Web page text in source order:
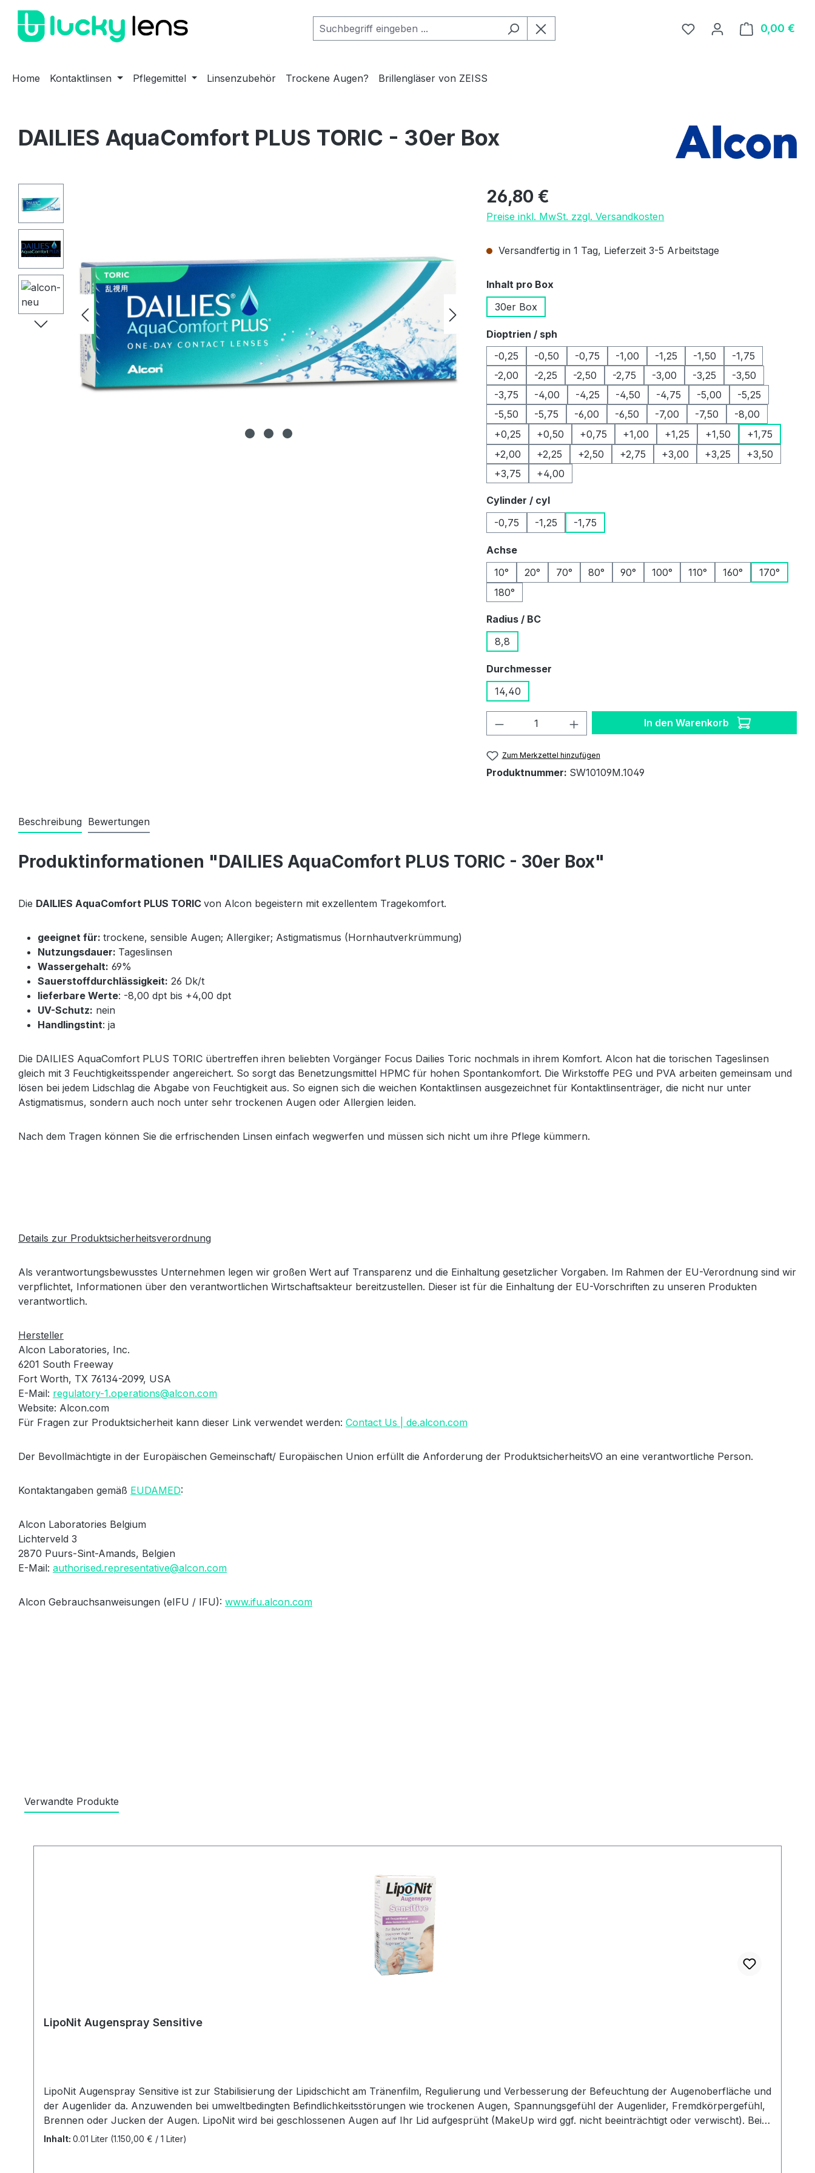
Hauptinhalt springen
Zur Suche springen
Zur Hauptnavigation springen
0,00 €
Home Kontaktlinsen Pflegemittel Linsenzubehör Trockene Augen? Brillengläser von ZEISS
DAILIES AquaComfort PLUS TORIC - 30er Box
Regulärer Preis:
26,80 €
Preise inkl. MwSt. zzgl. Versandkosten
Versandfertig in 1 Tag, Lieferzeit 3-5 Arbeitstage
Inhalt pro Box
30er Box
Dioptrien / sph
-0,25
-0,50 -0,75 -1,00 -1,25 -1,50
-1,75
-2,00
-2,25 -2,50 -2,75 -3,00 -3,25
-3,50
-3,75
-4,00 -4,25 -4,50 -4,75 -5,00
-5,25
-5,50
-5,75 -6,00 -6,50 -7,00 -7,50
-8,00
+0,25
+0,50 +0,75 +1,00 +1,25 +1,50
+1,75
+2,00
+2,25 +2,50 +2,75 +3,00 +3,25
+3,50
+3,75
+4,00
Cylinder / cylauswählen
-0,75
-1,25 -1,75
Achseauswählen
10°
20° 70° 80° 90° 100° 110° 160°
170°
180°
Radius / BCauswählen
8,8
Durchmesser
14,40
Produkt Anzahl: Gib den gewünschten Wert
In den Warenkorb
Zum Merkzettel hinzufügen
Produktnummer: SW10109M.1049
Beschreibung Bewertungen
Produktinformationen "DAILIES AquaComfort PLUS TORIC - 30er Box"
Die DAILIES AquaComfort PLUS TORIC von Alcon begeistern mit exzellentem Tragekomfort.
geeignet für: trockene, sensible Augen; Allergiker; Astigmatismus (Hornhautverkrümmung)
Nutzungsdauer: Tageslinsen
Wassergehalt: 69%
Sauerstoffdurchlässigkeit: 26 Dk/t
lieferbare Werte: -8,00 dpt bis +4,00 dpt
UV-Schutz: nein
Handlingstint: ja
Die DAILIES AquaComfort PLUS TORIC übertreffen ihren beliebten Vorgänger Focus Dailies Toric nochmals in ihrem Komfort. Alcon hat die torischen Tageslinsen
gleich mit 3 Feuchtigkeitsspender angereichert. So sorgt das Benetzungsmittel HPMC für hohen Spontankomfort. Die Wirkstoffe PEG und PVA arbeiten gemeinsam und
lösen bei jedem Lidschlag die Abgabe von Feuchtigkeit aus. So eignen sich die weichen Kontaktlinsen ausgezeichnet für Kontaktlinsenträger, die nicht nur unter
Astigmatismus, sondern auch noch unter sehr trockenen Augen oder Allergien leiden.
Nach dem Tragen können Sie die erfrischenden Linsen einfach wegwerfen und müssen sich nicht um ihre Pflege kümmern.
Details zur Produktsicherheitsverordnung
Als verantwortungsbewusstes Unternehmen legen wir großen Wert auf Transparenz und die Einhaltung gesetzlicher Vorgaben. Im Rahmen der EU-Verordnung sind wir
verpflichtet, Informationen über den verantwortlichen Wirtschaftsakteur bereitzustellen. Dieser ist für die Einhaltung der EU-Vorschriften zu unseren Produkten
verantwortlich.
Hersteller
Alcon Laboratories, Inc.
6201 South Freeway
Fort Worth, TX 76134-2099, USA
E-Mail: regulatory-1.operations@alcon.com
Website: Alcon.com
Für Fragen zur Produktsicherheit kann dieser Link verwendet werden: Contact Us | de.alcon.com
Der Bevollmächtigte in der Europäischen Gemeinschaft/ Europäischen Union erfüllt die Anforderung der ProduktsicherheitsVO an eine verantwortliche Person.
Kontaktangaben gemäß EUDAMED:
Alcon Laboratories Belgium
Lichterveld 3
2870 Puurs-Sint-Amands, Belgien
E-Mail: authorised.representative@alcon.com
Alcon Gebrauchsanweisungen (eIFU / IFU): www.ifu.alcon.com
Verwandte Produkte
LipoNit Augenspray Sensitive
LipoNit Augenspray Sensitive ist zur Stabilisierung der Lipidschicht am Tränenfilm, Regulierung und Verbesserung der Befeuchtung der Augenoberfläche und
der Augenlider da. Anzuwenden bei umweltbedingten Befindlichkeitsstörungen wie trockenen Augen, Spannungsgefühl der Augenlider, Fremdkörpergefühl,
Brennen oder Jucken der Augen. LipoNit wird bei geschlossenen Augen auf Ihr Lid aufgesprüht (MakeUp wird ggf. nicht beeinträchtigt oder verwischt). Beim
Öffnen des Auges werden die Inhaltsstoffe gleichmäßig über das gesamte Auge verteilt und stabilisieren dabei den Tränenfilm. LipoNit kann bedenkenlos mit
Inhalt: 0.01 Liter (1.150,00 € / 1 Liter)